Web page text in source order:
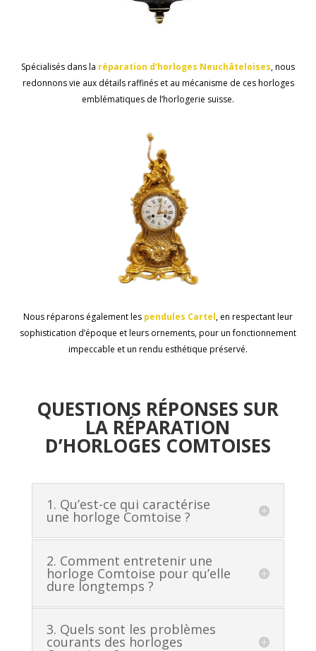
Spécialisés dans la réparation d’horloges Neuchâteloises, nous
redonnons vie aux détails raffinés et au mécanisme de ces horloges
emblématiques de l’horlogerie suisse.
Nous réparons également les pendules Cartel, en respectant leur
sophistication d’époque et leurs ornements, pour un fonctionnement
impeccable et un rendu esthétique préservé.
QUESTIONS RÉPONSES SUR
LA RÉPARATION
D’HORLOGES COMTOISES
1. Qu’est-ce qui caractérise
une horloge Comtoise ?
2. Comment entretenir une
horloge Comtoise pour qu’elle
dure longtemps ?
3. Quels sont les problèmes
courants des horloges